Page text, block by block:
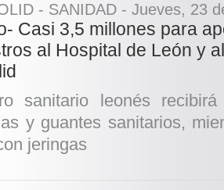
- SANIDAD - Jueves, 23
Casi 3,5 millones para
al Hospital de León y
sanitario leonés recibirá
y guantes sanitarios,
jeringas